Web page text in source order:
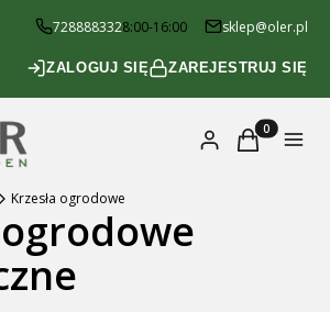
7288883328:00-16:00 sklep@oler.pl
ZALOGUJ SIĘ ZAREJESTRUJ SIĘ
Zaloguj sięProdukty w
Koszyk Menu
Krzesła ogrodowe
ogrodowe